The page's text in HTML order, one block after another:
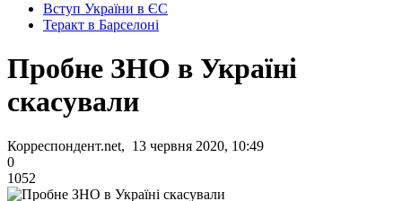
Вступ України в ЄС
Теракт в Барселоні
Пробне ЗНО в Україні
скасували
Корреспондент.net, 13 червня 2020, 10:49
0
1052